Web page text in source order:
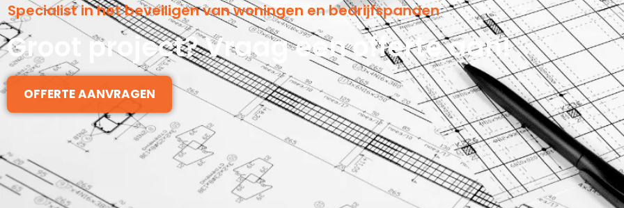
Specialist in het beveiligen van woningen en bedrijfspanden
Groot project? Vraag een offerte aan!
OFFERTE AANVRAGEN